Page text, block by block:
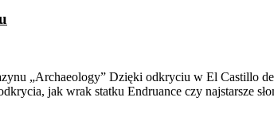
„Archaeology” Dzięki odkryciu w El Castillo
jak wrak statku Endruance czy najstarsze